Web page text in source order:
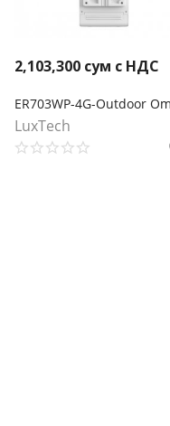
2,103,300 сум с НДС
LuxTech